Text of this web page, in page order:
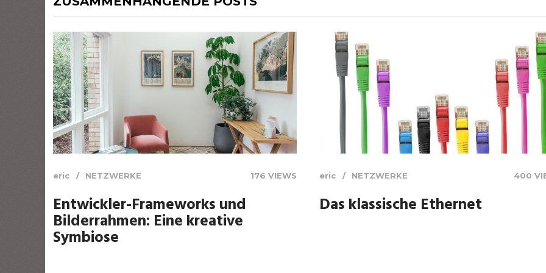
eric NETZWERKE 176 VIEWS
Entwickler-Frameworks und
Bilderrahmen: Eine kreative
Symbiose
eric NETZWERKE 400
Das klassische Ethernet